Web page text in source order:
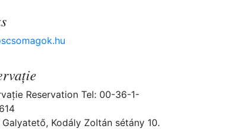
Reservation Tel: 00-36-1-
Kodály Zoltán sétány 10.